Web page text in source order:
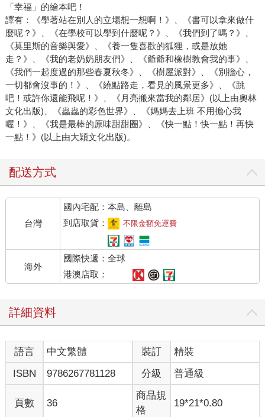
「幸福」的繪本吧！
譯有：《學著站在別人的立場想一想啊！》、《書可以拿來做什
麼呢？》、《在學校可以學到什麼呢？》、《我們到了嗎？》、
《莫里斯的音樂與愛》、《養一隻喜歡的狐狸，或是放她
走？》、《我的老奶奶朋友們》、《爺爺和橡樹教會我的事》、
《我們一起度過的那些春夏秋冬》、《樹屋派對》、《別擔心，
一切都會沒事的！》、《繞點路走，看見的風景更多》、《跳
吧！或許你還能飛呢！》、《月亮搬來當我的鄰居》(以上由奧林
文化出版)、《蟲蟲的彩色世界》、《媽媽去上班 不用擔心我
喔！》、《我是最棒的原味甜甜圈》、《快一點！快一點！再快
一點！》(以上由大穎文化出版)。
配送方式
台灣
國內宅配：本島、離島
到店取貨：
不限金額免運費
海外
國際快遞：全球
港澳店取：
詳細資料
語言 中文繁體 裝訂
精裝
ISBN
9786267781128 分級 普通級
頁數 36
商品規
格
19*21*0.80